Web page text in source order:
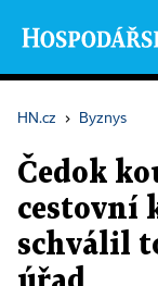
HN.cz › Byznys
Čedok
cestovní
schválil